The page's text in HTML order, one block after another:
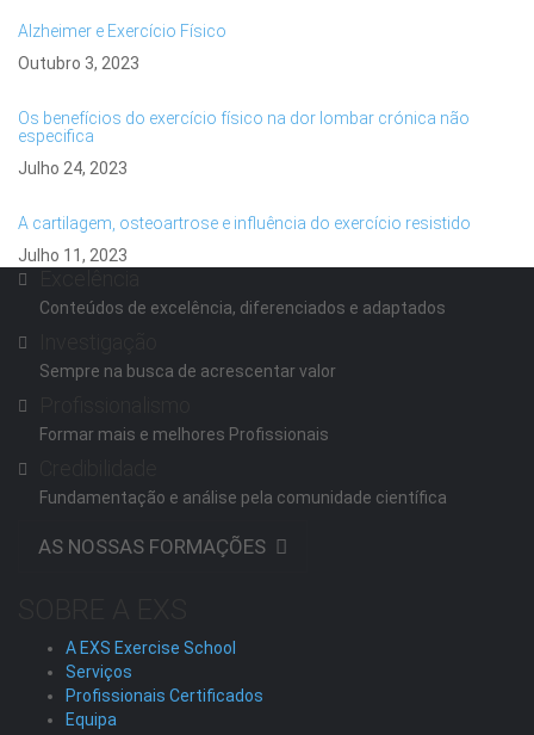
Alzheimer e Exercício Físico
Outubro 3, 2023
Os benefícios do exercício físico na dor lombar crónica não
especifica
Julho 24, 2023
A cartilagem, osteoartrose e influência do exercício resistido
Julho 11, 2023
Conteúdos de excelência, diferenciados e adaptados
Sempre na busca de acrescentar valor
Formar mais e melhores Profissionais
Fundamentação e análise pela comunidade científica
AS NOSSAS FORMAÇÕES
A EXS Exercise School
Serviços
Profissionais Certificados
Equipa